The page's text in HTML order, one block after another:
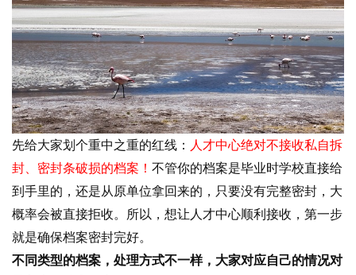
先给大家划个重中之重的红线： 人才中心绝对不接收私自拆
封、密封条破损的档案！ 不管你的档案是毕业时学校直接给
到手里的，还是从原单位拿回来的，只要没有完整密封，大
概率会被直接拒收。所以，想让人才中心顺利接收，第一步
就是确保档案密封完好。
不同类型的档案，处理方式不一样，大家对应自己的情况对